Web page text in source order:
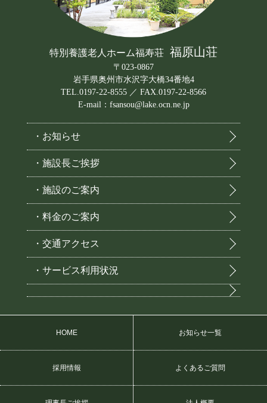
特別養護老人ホーム福寿荘 福原山荘
〒023-0867
岩手県奥州市水沢字大橋34番地4
TEL.0197-22-8555 ／ FAX.0197-22-8566
E-mail：fsansou@lake.ocn.ne.jp
・お知らせ
・施設長ご挨拶
・施設のご案内
・料金のご案内
・交通アクセス
・サービス利用状況
HOME お知らせ一覧
採用情報 よくあるご質問